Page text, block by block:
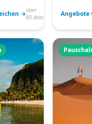
→über
80 Anbieter
Angebote